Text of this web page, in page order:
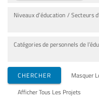
Niveaux d’éducation / Secteurs
Catégories de personnels de
CHERCHER Masquer
Afficher Tous Les Projets